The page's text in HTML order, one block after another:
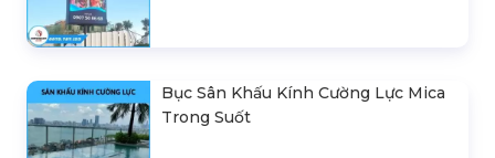
Bục Sân Khấu Kính Cường Lực Mica
Trong Suốt